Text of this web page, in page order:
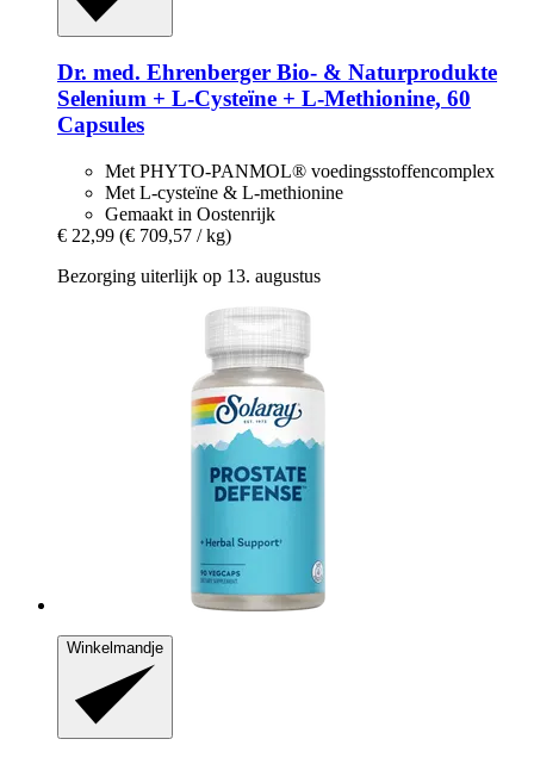
Dr. med. Ehrenberger Bio- & Naturprodukte
Selenium + L-​Cysteïne + L-​Methionine, 60
Capsules
Met PHYTO-PANMOL® voedingsstoffencomplex
Met L-cysteïne & L-methionine
Gemaakt in Oostenrijk
€ 22,99 (€ 709,57 / kg)
Bezorging uiterlijk op 13. augustus
Winkelmandje